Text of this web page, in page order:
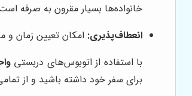
خانواده‌ها بسیار مقرون به صرفه
انعطاف‌پذیری: امکان تعیین زمان
با استفاده از اتوبوس‌های دربستی
برای سفر خود داشته باشید و از